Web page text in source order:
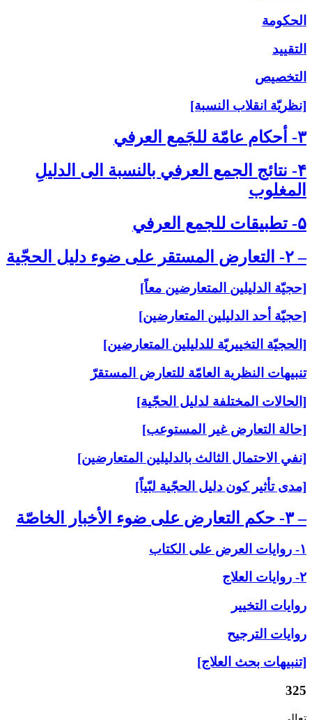
الحكومة
التقييد
التخصيص
[نظريّة انقلاب النسبة]
۳- أحكام عامّة للجَمع العرفي‏
۴- نتائج الجمع العرفي بالنسبة الى‏ الدليلِ
المغلوب‏
۵- تطبيقات للجمع العرفي‏
– ۲- التعارض المستقر على‏ ضوء دليل الحجّية
[حجيّة الدليلين المتعارضين معاً]
[حجيّة أحد الدليلين المتعارضين]
[الحجيّة التخييريّة للدليلين المتعارضين]
تنبيهات النظرية العامّة للتعارض المستقرّ
[الحالات المختلفة لدليل الحجّية]
[حالة التعارض غير المستوعب]
[نفي الاحتمال الثالث بالدليلين المتعارضين]
[مدى تأثير كون دليل الحجّية لبّياً]
– ۳- حكم التعارض على‏ ضوء الأخبار الخاصّة
۱- روايات العرض على‏ الكتاب
۲- روايات العلاج‏
روايات التخيير
روايات الترجيح
[تنبيهات بحث العلاج]
325